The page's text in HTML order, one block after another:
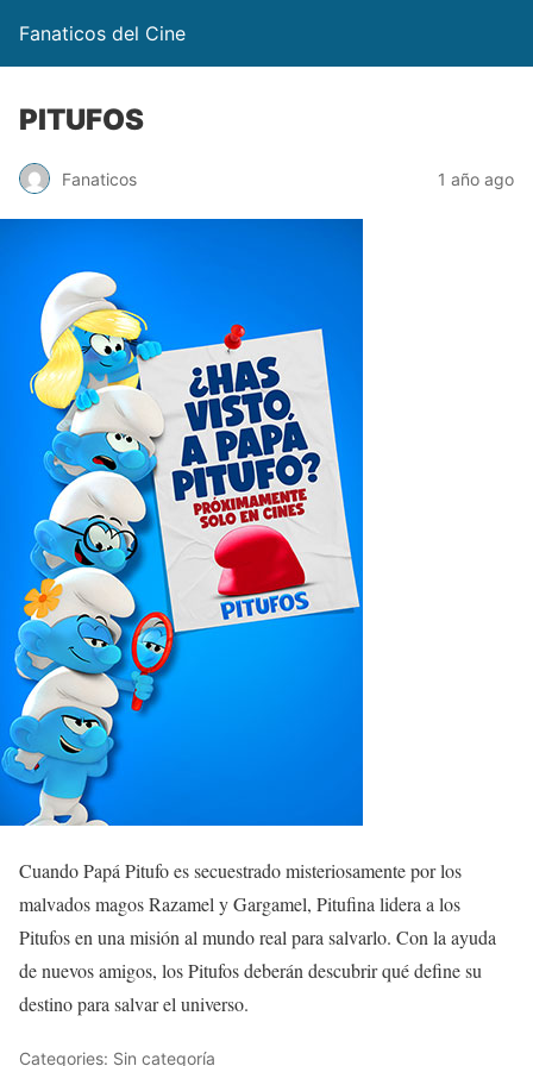
Fanaticos del Cine
PITUFOS
Fanaticos 1 año ago
Cuando Papá Pitufo es secuestrado misteriosamente por los
malvados magos Razamel y Gargamel, Pitufina lidera a los
Pitufos en una misión al mundo real para salvarlo. Con la ayuda
de nuevos amigos, los Pitufos deberán descubrir qué define su
destino para salvar el universo.
Categories: Sin categoría